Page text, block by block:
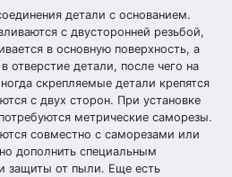
детали с основанием.
с двусторонней резьбой,
в основную поверхность, а
отверстие детали, после чего на
скрепляемые детали крепятся
с двух сторон. При установке
метрические саморезы.
совместно с саморезами или
дополнить специальным
защиты от пыли. Еще есть